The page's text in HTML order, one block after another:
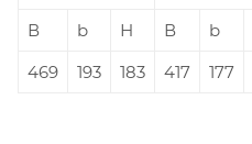
В
b Н В b
469
193 183 417 177